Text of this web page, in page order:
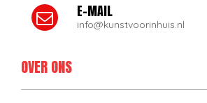
E-MAIL
info@kunstvoorinhuis.nl
OVER ONS